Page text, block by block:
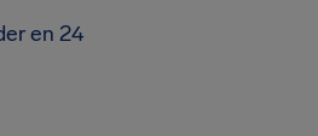
en 24